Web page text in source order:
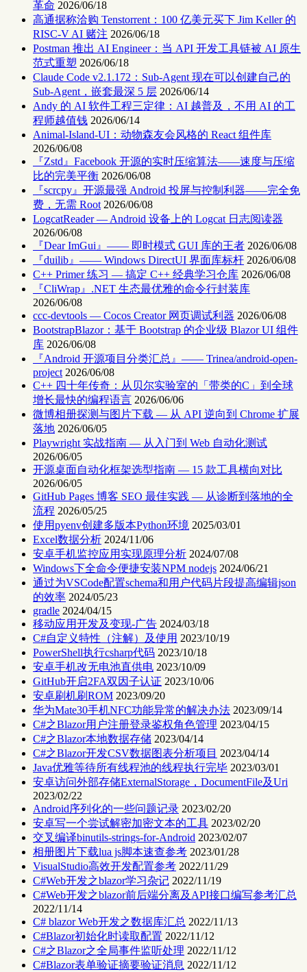
革命 2026/06/18
高通据称洽购 Tenstorrent：100 亿美元买下 Jim Keller 的
RISC-V AI 赌注 2026/06/18
Postman 推出 AI Engineer：当 API 开发工具链被 AI 原生
范式重塑 2026/06/18
Claude Code v2.1.172：Sub-Agent 现在可以创建自己的
Sub-Agent，嵌套最深 5 层 2026/06/14
Andy 的 AI 软件工程三定律：AI 越普及，不用 AI 的工
程师越值钱 2026/06/14
Animal-Island-UI：动物森友会风格的 React 组件库
2026/06/08
『Zstd』Facebook 开源的实时压缩算法——速度与压缩
比的完美平衡 2026/06/08
『scrcpy』开源最强 Android 投屏与控制利器——完全免
费，无需 Root 2026/06/08
LogcatReader — Android 设备上的 Logcat 日志阅读器
2026/06/08
『Dear ImGui』—— 即时模式 GUI 库的王者 2026/06/08
『duilib』—— Windows DirectUI 界面库标杆 2026/06/08
C++ Primer 练习 — 搞定 C++ 经典学习仓库 2026/06/08
『CliWrap』.NET 生态最优雅的命令行封装库
2026/06/08
ccc-devtools — Cocos Creator 网页调试利器 2026/06/08
BootstrapBlazor：基于 Bootstrap 的企业级 Blazor UI 组件
库 2026/06/08
『Android 开源项目分类汇总』—— Trinea/android-open-
project 2026/06/08
C++ 四十年传奇：从贝尔实验室的「带类的C」到全球
增长最快的编程语言 2026/06/06
微博相册探测与图片下载 — 从 API 逆向到 Chrome 扩展
落地 2026/06/05
Playwright 实战指南 — 从入门到 Web 自动化测试
2026/06/05
开源桌面自动化框架选型指南 — 15 款工具横向对比
2026/06/05
GitHub Pages 博客 SEO 最佳实践 — 从诊断到落地的全
流程 2026/05/25
使用pyenv创建多版本Python环境 2025/03/01
Excel数据分析 2024/11/06
安卓手机监控应用实现原理分析 2024/07/08
Windows下全命令便捷安装NPM nodejs 2024/06/21
通过为VSCode配置schema和用户代码片段提高编辑json
的效率 2024/05/23
gradle 2024/04/15
移动应用开发及变现-广告 2024/03/18
C#自定义特性（注解）及使用 2023/10/19
PowerShell执行csharp代码 2023/10/18
安卓手机改无电池直供电 2023/10/09
GitHub开启2FA双因子认证 2023/10/06
安卓刷机刷ROM 2023/09/20
华为Mate30手机NFC功能异常的解决办法 2023/09/14
C#之Blazor用户注册登录鉴权角色管理 2023/04/15
C#之Blazor本地数据存储 2023/04/14
C#之Blazor开发CSV数据图表分析项目 2023/04/14
Java优雅等待所有线程池的线程执行完毕 2023/03/01
安卓访问外部存储ExternalStorage，DocumentFile及Uri
2023/02/22
Android序列化的一些问题记录 2023/02/20
安卓写一个尝试解密加密文本的工具 2023/02/20
交叉编译binutils-strings-for-Android 2023/02/07
相册图片下载lua js脚本速查参考 2023/01/28
VisualStudio高效开发配置参考 2022/11/29
C#Web开发之blazor学习杂记 2022/11/19
C#Web开发之blazor前后端分离及API接口编写参考汇总
2022/11/14
C# blazor Web开发之数据库汇总 2022/11/13
C#Blazor初始化时读取配置 2022/11/12
C#之Blazor之全局事件监听处理 2022/11/12
C#Blazor表单验证摘要验证消息 2022/11/12